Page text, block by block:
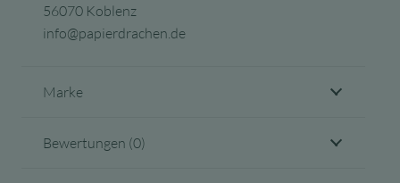
56070 Koblenz
info@papierdrachen.de
Marke
Bewertungen (0)